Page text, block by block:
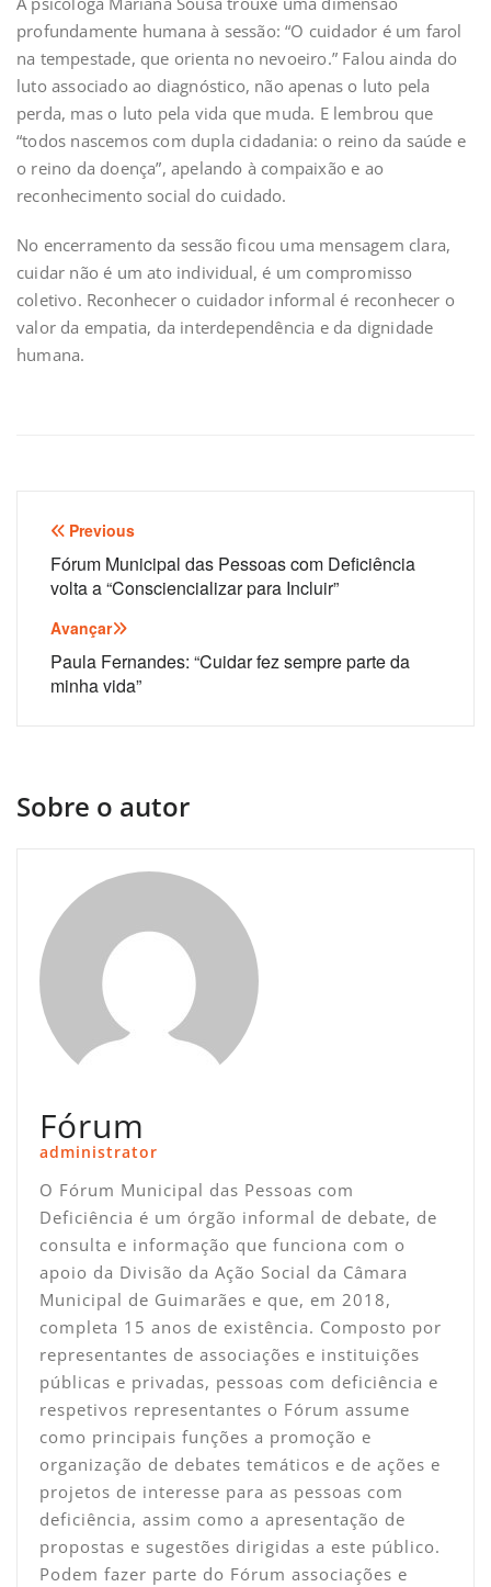
profundamente humana à sessão: “O cuidador é um farol
na tempestade, que orienta no nevoeiro.” Falou ainda do
luto associado ao diagnóstico, não apenas o luto pela
perda, mas o luto pela vida que muda. E lembrou que
“todos nascemos com dupla cidadania: o reino da saúde e
o reino da doença”, apelando à compaixão e ao
reconhecimento social do cuidado.
No encerramento da sessão ficou uma mensagem clara,
cuidar não é um ato individual, é um compromisso
coletivo. Reconhecer o cuidador informal é reconhecer o
valor da empatia, da interdependência e da dignidade
humana.
Navegação
de
artigos
Previous
Fórum Municipal das Pessoas com Deficiência
volta a “Consciencializar para Incluir”
Avançar
Paula Fernandes: “Cuidar fez sempre parte da
minha vida”
Sobre o autor
Fórum
administrator
O Fórum Municipal das Pessoas com
Deficiência é um órgão informal de debate, de
consulta e informação que funciona com o
apoio da Divisão da Ação Social da Câmara
Municipal de Guimarães e que, em 2018,
completa 15 anos de existência. Composto por
representantes de associações e instituições
públicas e privadas, pessoas com deficiência e
respetivos representantes o Fórum assume
como principais funções a promoção e
organização de debates temáticos e de ações e
projetos de interesse para as pessoas com
deficiência, assim como a apresentação de
propostas e sugestões dirigidas a este público.
Podem fazer parte do Fórum associações e